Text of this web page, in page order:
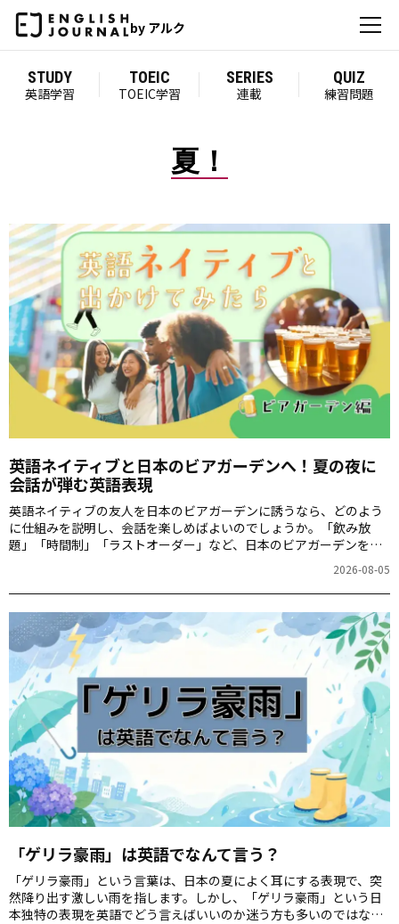
by アルク
STUDY
英語学習
TOEIC
TOEIC学習
SERIES
連載
QUIZ
練習問題
夏！
英語ネイティブと日本のビアガーデンへ！夏の夜に
会話が弾む英語表現
英語ネイティブの友人を日本のビアガーデンに誘うなら、どのよう
に仕組みを説明し、会話を楽しめばよいのでしょうか。「飲み放
題」「時間制」「ラストオーダー」など、日本のビアガーデンを案
2026-08-05
「ゲリラ豪雨」は英語でなんて言う？
「ゲリラ豪雨」という言葉は、日本の夏によく耳にする表現で、突
然降り出す激しい雨を指します。しかし、「ゲリラ豪雨」という日
本独特の表現を英語でどう言えばいいのか迷う方も多いのではない